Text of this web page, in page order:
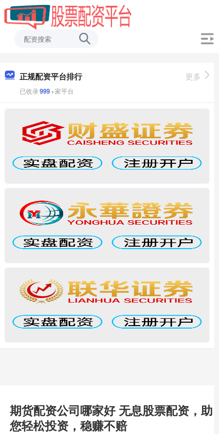
正规配资平台排行
已收录999+家平台
更多
期货配资公司哪家好 无息股票配资，助
您轻松投资，稳赚不赔